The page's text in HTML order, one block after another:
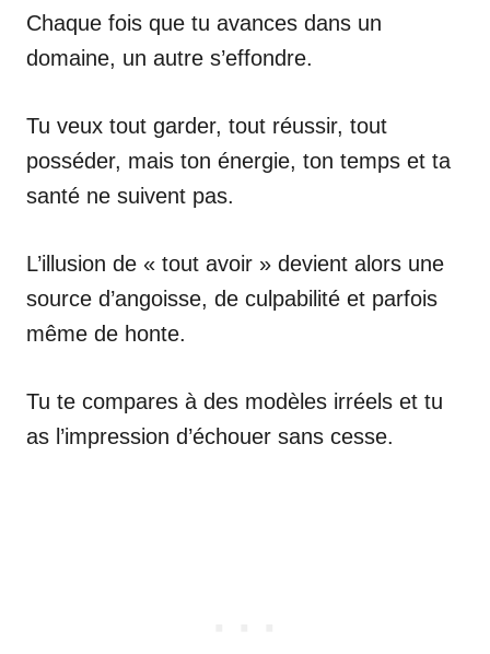
Chaque fois que tu avances dans un
domaine, un autre s’effondre.
Tu veux tout garder, tout réussir, tout
posséder, mais ton énergie, ton temps et ta
santé ne suivent pas.
L’illusion de « tout avoir » devient alors une
source d’angoisse, de culpabilité et parfois
même de honte.
Tu te compares à des modèles irréels et tu
as l’impression d’échouer sans cesse.